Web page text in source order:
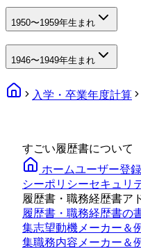
1950〜1959年生まれ
1946〜1949年生まれ
入学・卒業年度計算
すごい履歴書について
ホームユーザー登
シーポリシーセキュリ
履歴書・職務経歴書ア
履歴書・職務経歴書の
集志望動機メーカー＆
集職務内容メーカー＆